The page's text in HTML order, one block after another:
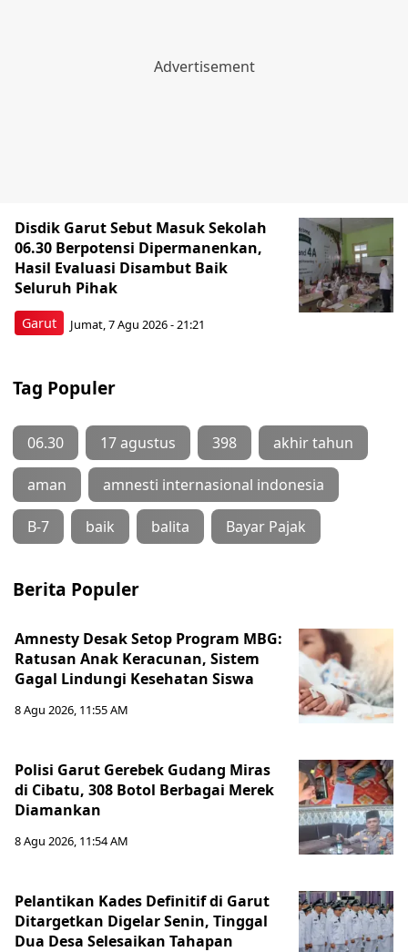
Garut
Disdik Garut Sebut Masuk Sekolah
06.30 Berpotensi Dipermanenkan,
Hasil Evaluasi Disambut Baik
Seluruh Pihak
Jumat, 7 Agu 2026 - 21:21
Tag Populer
06.30 17 agustus 398 akhir tahun
aman amnesti internasional indonesia
B-7 baik balita Bayar Pajak
Berita Populer
Amnesty Desak Setop Program MBG:
Ratusan Anak Keracunan, Sistem
Gagal Lindungi Kesehatan Siswa
8 Agu 2026, 11:55 AM
Polisi Garut Gerebek Gudang Miras
di Cibatu, 308 Botol Berbagai Merek
Diamankan
8 Agu 2026, 11:54 AM
Pelantikan Kades Definitif di Garut
Ditargetkan Digelar Senin, Tinggal
Dua Desa Selesaikan Tahapan